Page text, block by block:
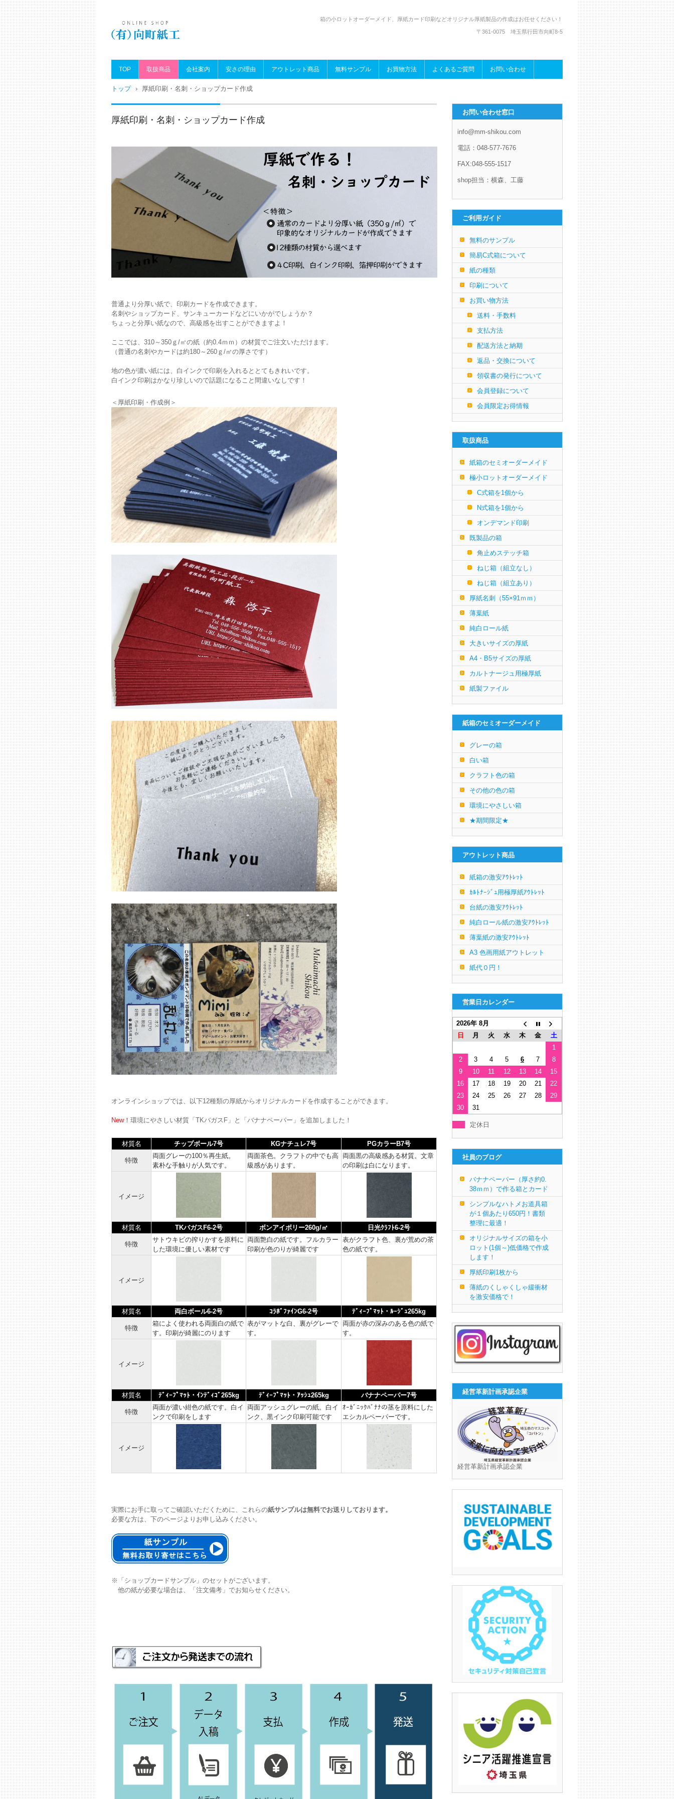
紙印刷の格安通販サイト！＿向
町紙工オンラインショップ
箱の小ロットオーダーメイド、厚紙カード印刷などオリジナル厚紙製品の作成はお任せください！
〒361-0075 埼玉県行田市向町8-5
TOP 取扱商品 会社案内 安さの理由 アウトレット商品 無料サンプル お買物方法 よくあるご質問 お問い合わせ
トップ › 厚紙印刷・名刺・ショップカード作成
厚紙印刷・名刺・ショップカード作成
普通より分厚い紙で、印刷カードを作成できます。
名刺やショップカード、サンキューカードなどにいかがでしょうか？
ちょっと分厚い紙なので、高級感を出すことができますよ！
ここでは、310～350ｇ/㎡の紙（約0.4ｍｍ）の材質でご注文いただけます。
（普通の名刺やカードは約180～260ｇ/㎡の厚さです）
地の色が濃い紙には、白インクで印刷を入れるととてもきれいです。
白インク印刷はかなり珍しいので話題になること間違いなしです！
＜厚紙印刷・作成例＞
オンラインショップでは、以下12種類の厚紙からオリジナルカードを作成することができます。
New！ 環境にやさしい材質「TKバガスF」と「バナナペーパー」を追加しました！
材質名 チップボール7号 KGナチュレ7号 PGカラーB7号
特徴
両面グレーの100％再生紙。
素朴な手触りが人気です。
両面茶色。クラフトの中でも高
級感があります。
両面黒の高級感ある材質。文章
の印刷は白になります。
イメージ
材質名 TKバガスF6-2号 ボンアイボリー260g/㎡ 日光ｸﾗﾌﾄ6-2号
特徴
サトウキビの搾りかすを原料に
した環境に優しい素材です
両面艶白の紙です。フルカラー
印刷が色のりが綺麗です
表がクラフト色、裏が荒めの茶
色の紙です。
イメージ
材質名 両白ボール6-2号 ｺﾗﾎﾞﾌｧｲﾝG6-2号 ﾃﾞｨｰﾌﾟﾏｯﾄ・ﾙｰｼﾞｭ265kg
特徴
箱によく使われる両面白の紙で
す。印刷が綺麗にのります
表がマットな白、裏がグレーで
す。
両面が赤の深みのある色の紙で
す。
イメージ
材質名 ﾃﾞｨｰﾌﾟﾏｯﾄ・ｲﾝﾃﾞｨｺﾞ265kg ﾃﾞｨｰﾌﾟﾏｯﾄ・ｱｯｼｭ265kg バナナペーパー7号
特徴
両面が濃い紺色の紙です。白イ
ンクで印刷をします
両面アッシュグレーの紙。白イ
ンク、黒インク印刷可能です
ｵｰｶﾞﾆｯｸﾊﾞﾅﾅの茎を原料にした
エシカルペーパーです。
イメージ
実際にお手に取ってご確認いただくために、これらの紙サンプルは無料でお送りしております。
必要な方は、下のページよりお申し込みください。
※「ショップカードサンプル」のセットがございます。
他の紙が必要な場合は、「注文備考」でお知らせください。
お問い合わせ窓口
info@mm-shikou.com
電話：048-577-7676
FAX:048-555-1517
shop担当：横森、工藤
ご利用ガイド
無料のサンプル
簡易C式箱について
紙の種類
印刷について
お買い物方法
送料・手数料
支払方法
配送方法と納期
返品・交換について
領収書の発行について
会員登録について
会員限定お得情報
取扱商品
紙箱のセミオーダーメイド
極小ロットオーダーメイド
C式箱を1個から
N式箱を1個から
オンデマンド印刷
既製品の箱
角止めステッチ箱
ねじ箱（組立なし）
ねじ箱（組立あり）
厚紙名刺（55×91ｍｍ）
薄葉紙
純白ロール紙
大きいサイズの厚紙
A4・B5サイズの厚紙
カルトナージュ用極厚紙
紙製ファイル
紙箱のセミオーダーメイド
グレーの箱
白い箱
クラフト色の箱
その他の色の箱
環境にやさしい箱
★期間限定★
アウトレット商品
紙箱の激安ｱｳﾄﾚｯﾄ
ｶﾙﾄﾅｰｼﾞｭ用極厚紙ｱｳﾄﾚｯﾄ
台紙の激安ｱｳﾄﾚｯﾄ
純白ロール紙の激安ｱｳﾄﾚｯﾄ
薄葉紙の激安ｱｳﾄﾚｯﾄ
A3 色画用紙アウトレット
紙代０円！
営業日カレンダー
2026年 8月
日
月 火 水 木 金
土
1
2
3 4 5 6 7
8
9
10 11 12 13 14
15
16
17 18 19 20 21
22
23
24 25 26 27 28
29
30
31
定休日
社員のブログ
バナナペーパー（厚さ約0.
38ｍｍ）で作る箱とカード
シンプルなハトメお道具箱
が１個あたり650円！書類
整理に最適！
オリジナルサイズの箱を小
ロット(1個～)低価格で作成
します！
厚紙印刷1枚から
薄紙のくしゃくしゃ緩衝材
を激安価格で！
経営革新計画承認企業
経営革新計画承認企業